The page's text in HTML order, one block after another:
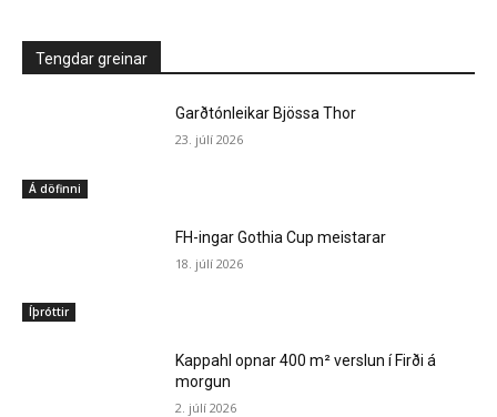
Tengdar greinar
Á döfinni
Garðtónleikar Bjössa Thor
23. júlí 2026
Íþróttir
FH-ingar Gothia Cup meistarar
18. júlí 2026
Kappahl opnar 400 m² verslun í Firði á
morgun
2. júlí 2026